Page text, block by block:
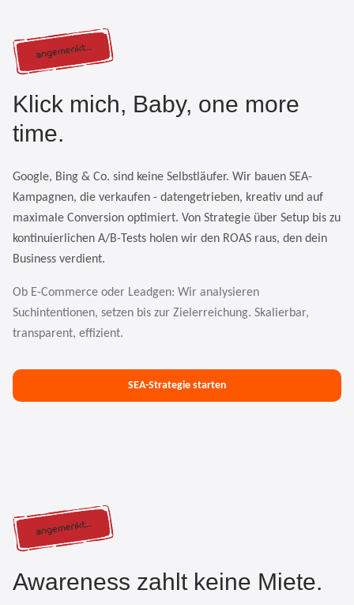
Klick mich, Baby, one more
time.
Google, Bing & Co. sind keine Selbstläufer. Wir bauen SEA-
Kampagnen, die verkaufen - datengetrieben, kreativ und auf
maximale Conversion optimiert. Von Strategie über Setup bis zu
kontinuierlichen A/B-Tests holen wir den ROAS raus, den dein
Business verdient.
Ob E-Commerce oder Leadgen: Wir analysieren
Suchintentionen, setzen bis zur Zielerreichung. Skalierbar,
transparent, effizient.
SEA-Strategie starten
Awareness zahlt keine Miete.